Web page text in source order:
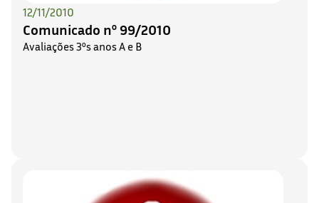
12/11/2010
Comunicado nº 99/2010
Avaliações 3ºs anos A e B